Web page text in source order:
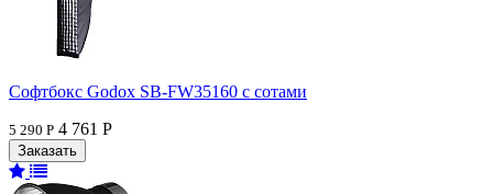
Софтбокс Godox SB-FW35160 с сотами
5 290 Р 4 761 Р